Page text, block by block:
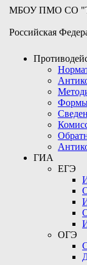
МБОУ ПМО СО
Российская
Формы
ГИА
ЕГЭ
ОГЭ